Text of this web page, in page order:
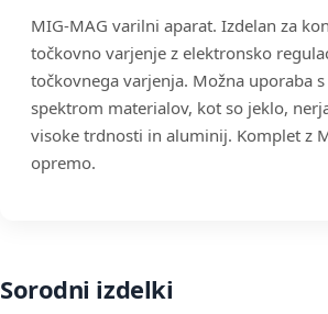
MIG-MAG varilni aparat. Izdelan za
točkovno varjenje z elektronsko
točkovnega varjenja. Možna uporaba
spektrom materialov, kot so jeklo,
visoke trdnosti in aluminij. Komplet z
opremo.
Sorodni izdelki